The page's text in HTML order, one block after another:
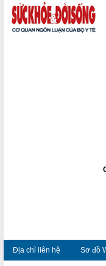
Địa chỉ liên hệ Sơ đồ